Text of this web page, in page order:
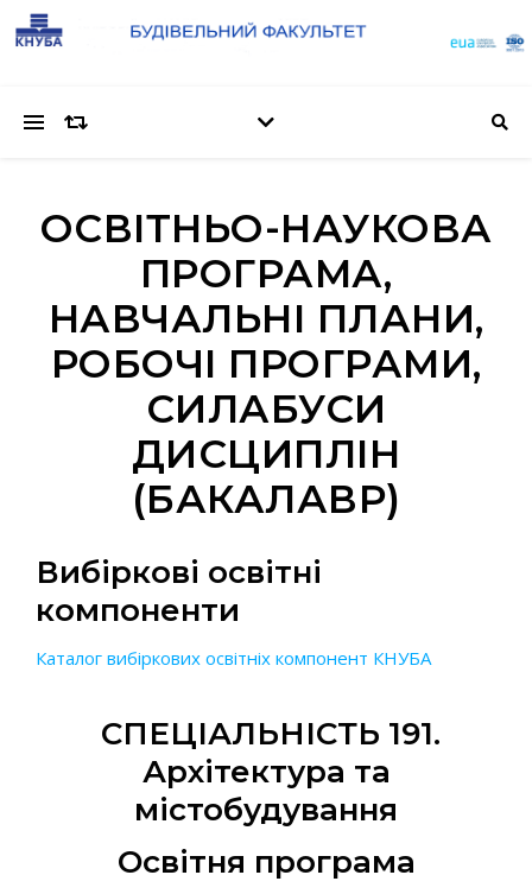
ОСВІТНЬО-НАУКОВА
ПРОГРАМА,
НАВЧАЛЬНІ ПЛАНИ,
РОБОЧІ ПРОГРАМИ,
СИЛАБУСИ
ДИСЦИПЛІН
(БАКАЛАВР)
Вибіркові освітні
компоненти
Каталог вибіркових освітніх компонент КНУБА
СПЕЦІАЛЬНІСТЬ 191.
Архітектура та
містобудування
Освітня програма